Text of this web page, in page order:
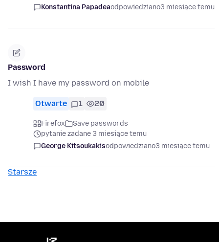
Konstantina Papadeaodpowiedziano3 miesiące temu
Password
I wish I have my password on mobile
Otwarte 1 20
Firefox
Save passwords
pytanie zadane 3 miesiące temu
George Kitsoukakisodpowiedziano3 miesiące temu
Starsze